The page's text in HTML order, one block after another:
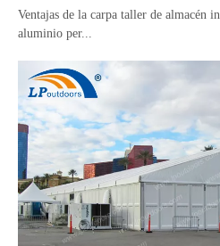
Ventajas de la carpa taller de almacén
aluminio per...